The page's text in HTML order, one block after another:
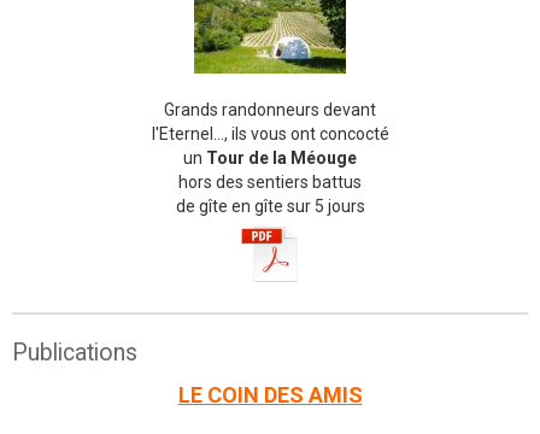
Grands randonneurs devant
l'Eternel..., ils vous ont concocté
un Tour de la Méouge
hors des sentiers battus
de gîte en gîte sur 5 jours
Publications
LE COIN DES AMIS